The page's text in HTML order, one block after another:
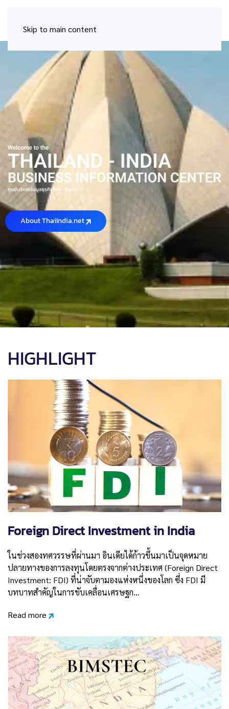
Skip to main content
About ThaiIndia.net
HIGHLIGHT
Foreign Direct Investment in India
ในช่วงสองทศวรรษที่ผ่านมา อินเดียได้ก้าวขึ้นมาเป็นจุดหมาย
ปลายทางของการลงทุนโดยตรงจากต่างประเทศ (Foreign Direct
Investment: FDI) ที่น่าจับตามองแห่งหนึ่งของโลก ซึ่ง FDI มี
บทบาทสำคัญในการขับเคลื่อนเศรษฐก…
Read more